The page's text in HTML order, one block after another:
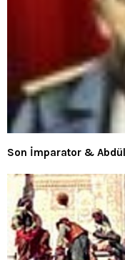
Son İmparator &